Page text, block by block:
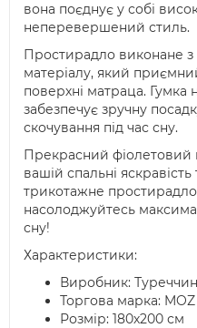
вона поєднує у собі
неперевершений стиль.
Простирадло виконане
матеріалу, який
поверхні матраца. Гумка
забезпечує зручну
скочування під час сну.
Прекрасний фіолетовий
вашій спальні
трикотажне простирадло
насолоджуйтесь
сну!
Характеристики:
Виробник:
Торгова марка: MOZ
Розмір: 180х200 см